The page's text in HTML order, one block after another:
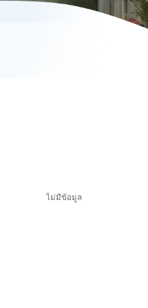
ไม่มีข้อมูล